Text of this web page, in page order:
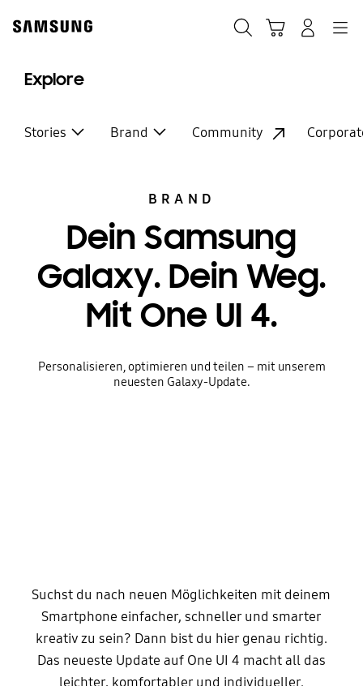
content
accessibility
Explore
Stories Brand Community
BRAND
Dein Samsung
Galaxy. Dein Weg.
Mit One UI 4.
Personalisieren, optimieren und teilen – mit unserem
neuesten Galaxy-Update.
Suchst du nach neuen Möglichkeiten mit deinem
Smartphone einfacher, schneller und smarter
kreativ zu sein? Dann bist du hier genau richtig.
Das neueste Update auf One UI 4 macht all das